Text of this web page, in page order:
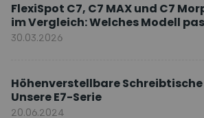
FlexiSpot C7, C7 MAX und C7
im Vergleich: Welches Modell
Ihnen?
30.03.2026
Höhenverstellbare
Unsere E7-Serie
20.06.2024